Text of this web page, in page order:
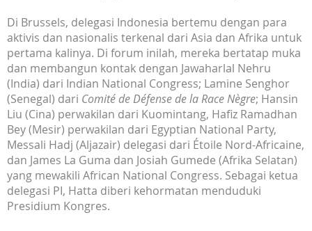
Di Brussels, delegasi Indonesia bertemu dengan para
aktivis dan nasionalis terkenal dari Asia dan Afrika untuk
pertama kalinya. Di forum inilah, mereka bertatap muka
dan membangun kontak dengan Jawaharlal Nehru
(India) dari Indian National Congress; Lamine Senghor
(Senegal) dari Comité de Défense de la Race Nègre; Hansin
Liu (Cina) perwakilan dari Kuomintang, Hafiz Ramadhan
Bey (Mesir) perwakilan dari Egyptian National Party,
Messali Hadj (Aljazair) delegasi dari Étoile Nord-Africaine,
dan James La Guma dan Josiah Gumede (Afrika Selatan)
yang mewakili African National Congress. Sebagai ketua
delegasi PI, Hatta diberi kehormatan menduduki
Presidium Kongres.